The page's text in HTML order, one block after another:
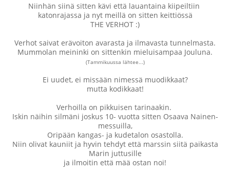
Niinhän siinä sitten kävi että lauantaina kiipeiltiin
katonrajassa ja nyt meillä on sitten keittiössä
THE VERHOT :)
Verhot saivat erävoiton avarasta ja ilmavasta tunnelmasta.
Mummolan meininki on sittenkin mieluisampaa Jouluna.
(Tammikuussa lähtee...)
Ei uudet, ei missään nimessä muodikkaat?
mutta kodikkaat!
Verhoilla on pikkuisen tarinaakin.
Iskin näihin silmäni joskus 10- vuotta sitten Osaava Nainen-
messuilla,
Oripään kangas- ja kudetalon osastolla.
Niin olivat kauniit ja hyvin tehdyt että marssin siitä paikasta
Marin juttusille
ja ilmoitin että mää ostan noi!